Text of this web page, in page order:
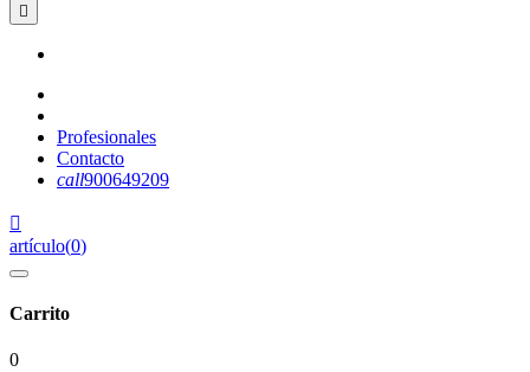

Profesionales
Contacto
call900649209

artículo(0)
Carrito
0